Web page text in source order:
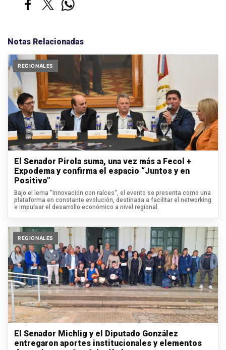
Notas Relacionadas
REGIONALES
El Senador Pirola suma, una vez más a Fecol +
Expodema y confirma el espacio “Juntos y en
Positivo”
Bajo el lema "Innovación con raíces", el evento se presenta como una
plataforma en constante evolución, destinada a facilitar el networking
e impulsar el desarrollo económico a nivel regional.
REGIONALES
El Senador Michlig y el Diputado González
entregaron aportes institucionales y elementos